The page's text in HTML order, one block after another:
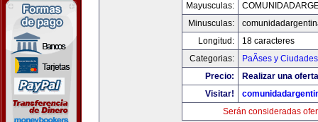
Mayusculas:
Minusculas:
Longitud:
18 caracteres
Categorias:
PaÃ­ses y Ciudades
Precio:
Realizar una
Visitar!
Serán consideradas